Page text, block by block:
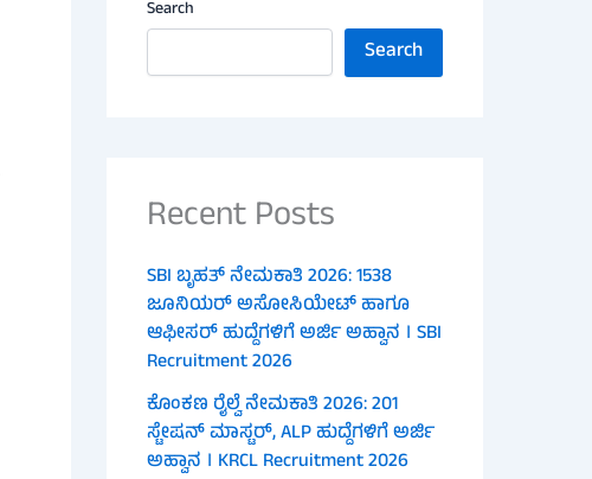
Search
Search
Recent Posts
SBI ಬೃಹತ್ ನೇಮಕಾತಿ 2026: 1538
ಜೂನಿಯರ್ ಅಸೋಸಿಯೇಟ್ ಹಾಗೂ
ಆಫೀಸರ್ ಹುದ್ದೆಗಳಿಗೆ ಅರ್ಜಿ ಅಹ್ವಾನ । SBI
Recruitment 2026
ಕೊಂಕಣ ರೈಲ್ವೆ ನೇಮಕಾತಿ 2026: 201
ಸ್ಟೇಷನ್ ಮಾಸ್ಟರ್, ALP ಹುದ್ದೆಗಳಿಗೆ ಅರ್ಜಿ
ಅಹ್ವಾನ । KRCL Recruitment 2026